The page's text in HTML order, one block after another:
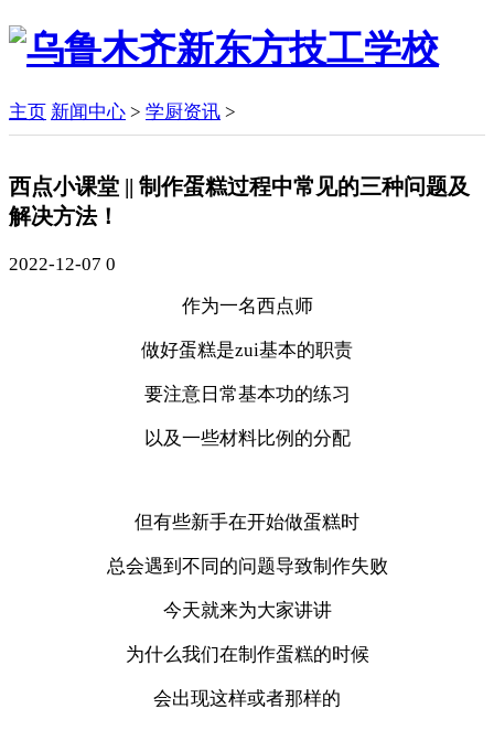
主页 新闻中心 > 学厨资讯 >
西点小课堂 || 制作蛋糕过程中常见的三种问题及
解决方法！
2022-12-07 0
作为一名西点师
做好蛋糕是zui基本的职责
要注意日常基本功的练习
以及一些材料比例的分配
但有些新手在开始做蛋糕时
总会遇到不同的问题导致制作失败
今天就来为大家讲讲
为什么我们在制作蛋糕的时候
会出现这样或者那样的